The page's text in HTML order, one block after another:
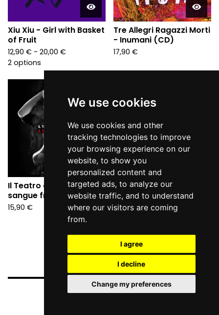
We use cookies
We use cookies and other
tracking technologies to improve
your browsing experience on our
website, to show you
personalized content and
targeted ads, to analyze our
website traffic, and to understand
where our visitors are coming
from.
I agree
I decline
Change my preferences
Xiu Xiu - Girl with Basket
of Fruit
12,90 € - 20,00 €
2 options
Tre Allegri Ragazzi Morti
- Inumani (CD)
17,90 €
Il Teatro degli Orrori - A
sangue freddo (CD)
15,90 €